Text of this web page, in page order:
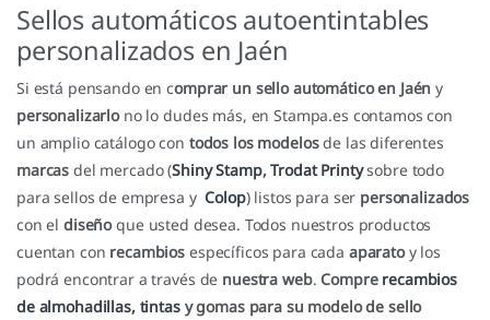
Sellos automáticos autoentintables
personalizados en Jaén
Si está pensando en comprar un sello automático en Jaén y
personalizarlono lo dudes más, en Stampa.es contamos con
un amplio catálogo con todos los modelosde las diferentes
marcas del mercado (Shiny Stamp,Trodat Printysobre todo
para sellos de empresa y Colop) listos para ser personalizados
con eldiseñoque usted desea. Todos nuestros productos
cuentan con recambios específicos para cada aparatoy los
podrá encontrar a través de nuestra web. Compre recambios
de almohadillas, tintasy gomas para su modelo de sello